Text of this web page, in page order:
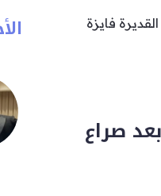
فايزة
صراع